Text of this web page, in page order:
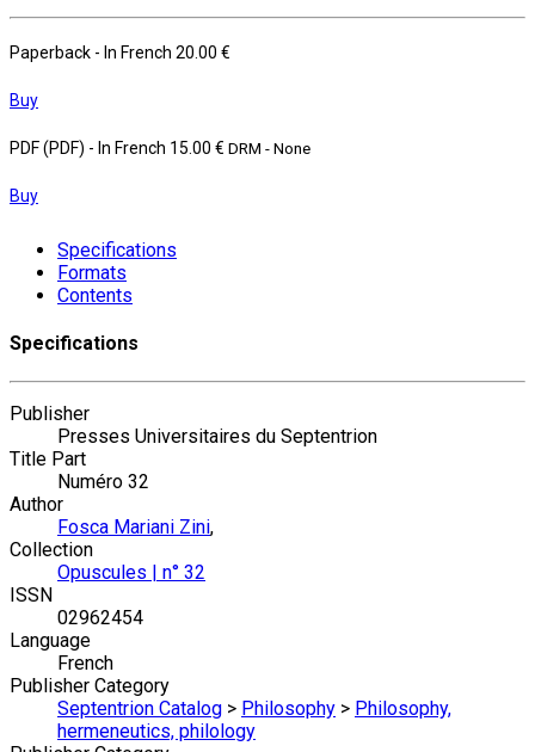
Paperback - In French 20.00 €
Buy
PDF (PDF) - In French 15.00 € DRM - None
Buy
Specifications
Formats
Contents
Specifications
Publisher
Presses Universitaires du Septentrion
Title Part
Numéro 32
Author
Fosca Mariani Zini,
Collection
Opuscules | n° 32
ISSN
02962454
Language
French
Publisher Category
Septentrion Catalog > Philosophy > Philosophy,
hermeneutics, philology